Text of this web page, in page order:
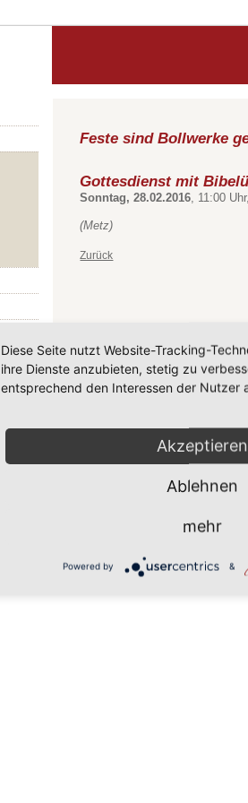
Feste sind Bollwerke
Gottesdienst mit
Sonntag, 28.02.2016, 11:00
(Metz)
Zurück
Diese Seite nutzt Website-Tracking-
ihre Dienste anzubieten, stetig zu
entsprechend den Interessen der Nutzer
Akzeptieren
Ablehnen
mehr
Powered by &